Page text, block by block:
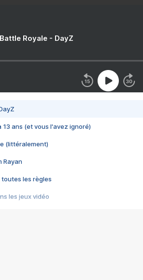
Royale - DayZ
13 ans (et vous l'avez ignoré)
(littéralement)
Rayan
toutes les règles
les jeux vidéo